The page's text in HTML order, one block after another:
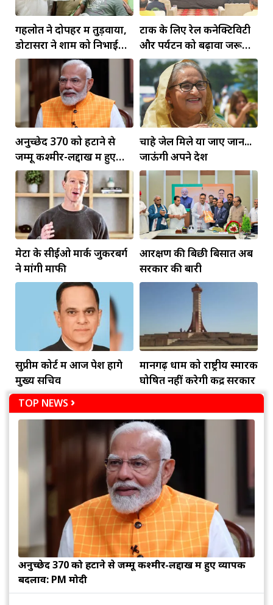
गहलोत ने दोपहर में तुड़वाया,
डोटासरा ने शाम को निभाई
रस्म
टोंक के लिए रेल कनेक्टिविटी
और पर्यटन को बढ़ावा जरूरी:
कन्हैया लाल
अनुच्छेद 370 को हटाने से
जम्मू कश्मीर-लद्दाख में हुए
व्यापक बदलाव: PM मोदी
चाहे जेल मिले या जाए जान...
जाऊंगी अपने देश
मेटा के सीईओ मार्क जुकरबर्ग
ने मांगी माफी
आरक्षण की बिछी बिसात अब
सरकार की बारी
सुप्रीम कोर्ट में आज पेश होंगे
मुख्य सचिव
मानगढ़ धाम को राष्ट्रीय स्मारक
घोषित नहीं करेगी केंद्र सरकार
TOP NEWS
अनुच्छेद 370 को हटाने से जम्मू कश्मीर-लद्दाख में हुए व्यापक
बदलाव: PM मोदी